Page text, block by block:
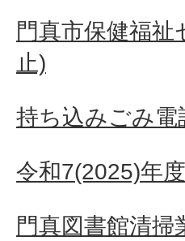
門真市保健福
止)
持ち込みごみ電
令和7(2025)年
門真図書館清掃